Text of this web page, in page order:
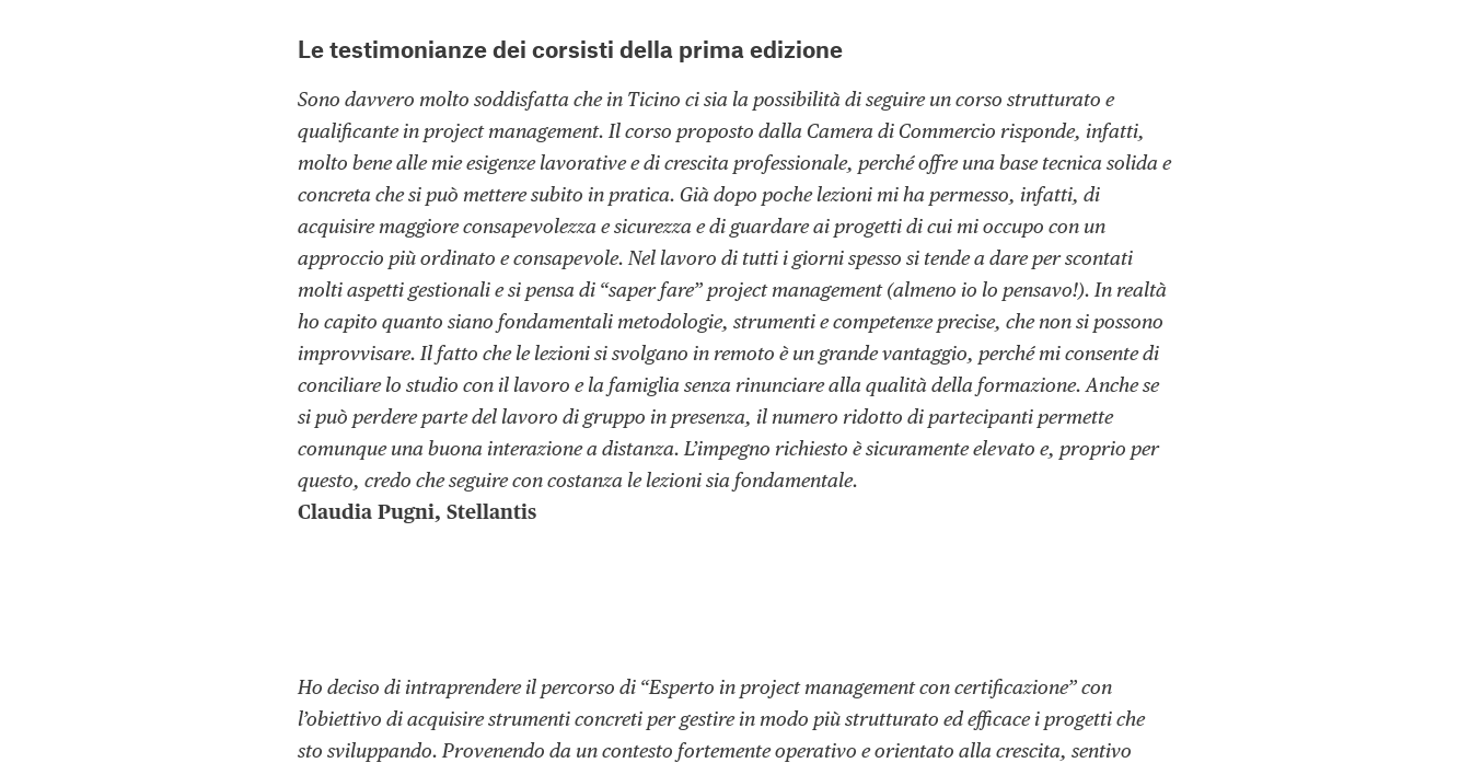
Le testimonianze dei corsisti della prima edizione
Sono davvero molto soddisfatta che in Ticino ci sia la possibilità di seguire un corso strutturato e
qualificante in project management. Il corso proposto dalla Camera di Commercio risponde, infatti,
molto bene alle mie esigenze lavorative e di crescita professionale, perché offre una base tecnica solida e
concreta che si può mettere subito in pratica. Già dopo poche lezioni mi ha permesso, infatti, di
acquisire maggiore consapevolezza e sicurezza e di guardare ai progetti di cui mi occupo con un
approccio più ordinato e consapevole. Nel lavoro di tutti i giorni spesso si tende a dare per scontati
molti aspetti gestionali e si pensa di “saper fare” project management (almeno io lo pensavo!). In realtà
ho capito quanto siano fondamentali metodologie, strumenti e competenze precise, che non si possono
improvvisare. Il fatto che le lezioni si svolgano in remoto è un grande vantaggio, perché mi consente di
conciliare lo studio con il lavoro e la famiglia senza rinunciare alla qualità della formazione. Anche se
si può perdere parte del lavoro di gruppo in presenza, il numero ridotto di partecipanti permette
comunque una buona interazione a distanza. L’impegno richiesto è sicuramente elevato e, proprio per
questo, credo che seguire con costanza le lezioni sia fondamentale.
Claudia Pugni, Stellantis
Ho deciso di intraprendere il percorso di “Esperto in project management con certificazione” con
l’obiettivo di acquisire strumenti concreti per gestire in modo più strutturato ed efficace i progetti che
sto sviluppando. Provenendo da un contesto fortemente operativo e orientato alla crescita, sentivo